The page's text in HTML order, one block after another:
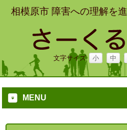
相模原市 障害への理解を
文字サイズ 小 中
MENU